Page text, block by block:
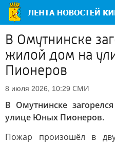
В Омутнинске
жилой дом на
Пионеров
8 июля 2026, 10:29 СМИ
В Омутнинске
улице Юных Пионеров.
Пожар произошёл в